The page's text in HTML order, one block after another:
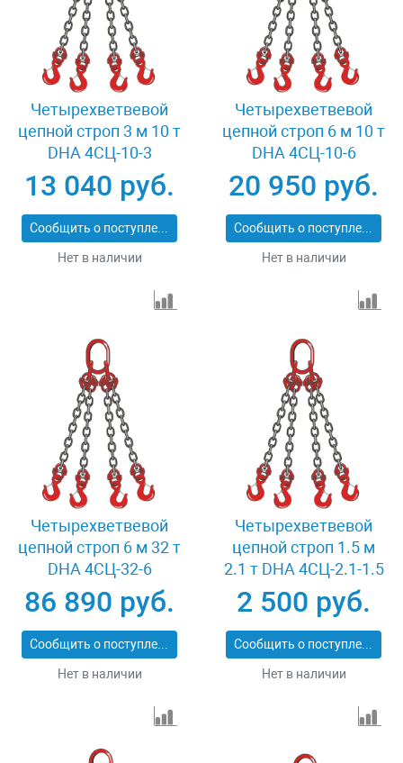
Четырехветвевой
цепной строп 3 м 10 т
DHA 4СЦ-10-3
13 040 руб.
Сообщить о поступлении
Нет в наличии
Четырехветвевой
цепной строп 6 м 10 т
DHA 4СЦ-10-6
20 950 руб.
Сообщить о поступлении
Нет в наличии
Четырехветвевой
цепной строп 6 м 32 т
DHA 4СЦ-32-6
86 890 руб.
Сообщить о поступлении
Нет в наличии
Четырехветвевой
цепной строп 1.5 м
2.1 т DHA 4СЦ-2.1-1.5
2 500 руб.
Сообщить о поступлении
Нет в наличии